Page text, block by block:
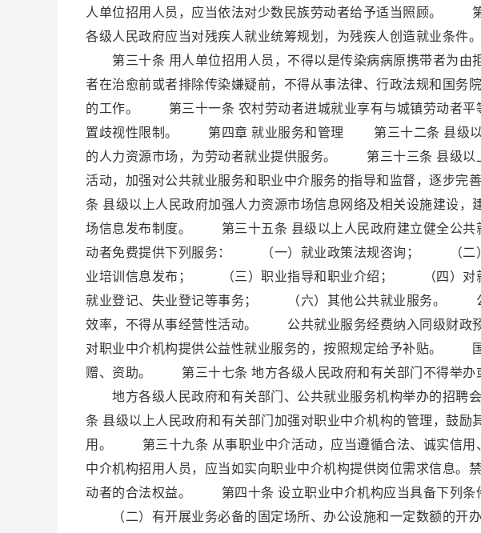
人单位招用人员，应当依法对少数民族劳动者给予适当照顾。
各级人民政府应当对残疾人就业统筹规划，为残疾人创造就业条
第三十条 用人单位招用人员，不得以是传染病病原携带者为由
者在治愈前或者排除传染嫌疑前，不得从事法律、行政法规和国务
的工作。 第三十一条 农村劳动者进城就业享有与城镇劳动者平
置歧视性限制。 第四章 就业服务和管理 第三十二条 县级以
的人力资源市场，为劳动者就业提供服务。 第三十三条 县级以
活动，加强对公共就业服务和职业中介服务的指导和监督，逐步
条 县级以上人民政府加强人力资源市场信息网络及相关设施建设，
场信息发布制度。 第三十五条 县级以上人民政府建立健全公共
动者免费提供下列服务： （一）就业政策法规咨询； （二）
业培训信息发布； （三）职业指导和职业介绍； （四）对
就业登记、失业登记等事务； （六）其他公共就业服务。 公
效率，不得从事经营性活动。 公共就业服务经费纳入同级财
对职业中介机构提供公益性就业服务的，按照规定给予补贴。
赠、资助。 第三十七条 地方各级人民政府和有关部门不得举办
地方各级人民政府和有关部门、公共就业服务机构举办的招
条 县级以上人民政府和有关部门加强对职业中介机构的管理，鼓励
用。 第三十九条 从事职业中介活动，应当遵循合法、诚实信
中介机构招用人员，应当如实向职业中介机构提供岗位需求信息。
动者的合法权益。 第四十条 设立职业中介机构应当具备下列
（二）有开展业务必备的固定场所、办公设施和一定数额的